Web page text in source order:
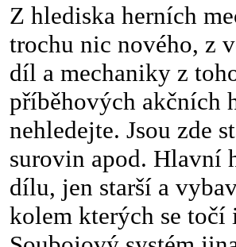
Z hlediska herních
trochu nic nového, z
díl a mechaniky z
příběhových akčních
nehledejte. Jsou zde
surovin apod. Hlavní
dílu, jen starší a
kolem kterých se